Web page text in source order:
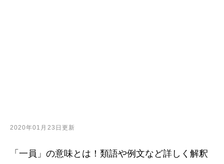
2020年01月23日更新
「一員」の意味とは！類語や例文など詳しく解釈